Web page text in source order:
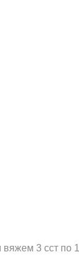
3 сст по